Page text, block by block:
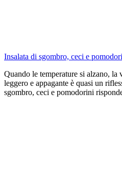
Insalata di sgombro, ceci e
Quando le temperature si alzano, la
leggero e appagante è quasi un
sgombro, ceci e pomodorini